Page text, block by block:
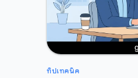
ทิปเทคนิค